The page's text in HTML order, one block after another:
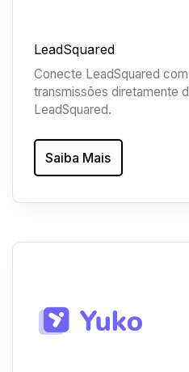
LeadSquared
Conecte LeadSquared
transmissões diretamente
LeadSquared.
Saiba Mais